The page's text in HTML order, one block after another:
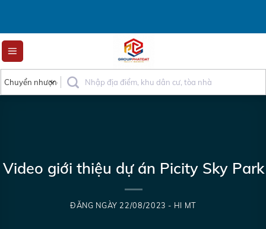
content
Video giới thiệu dự án Picity Sky Park
ĐĂNG NGÀY 22/08/2023 - HI MT